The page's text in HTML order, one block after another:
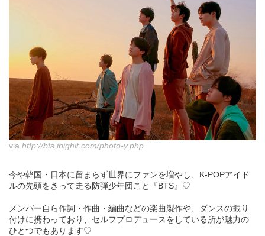
via http://bts.ibighit.com/photo-y.php
今や韓国・日本に留まらず世界にファンを増やし、K-POPアイド
ルの先頭をきって走る防弾少年団こと『BTS』♡
メンバー自ら作詞・作曲・編曲などの楽曲製作や、ダンスの振り
付けに携わっており、セルフプロデュースをしている所が魅力の
ひとつでもあります♡